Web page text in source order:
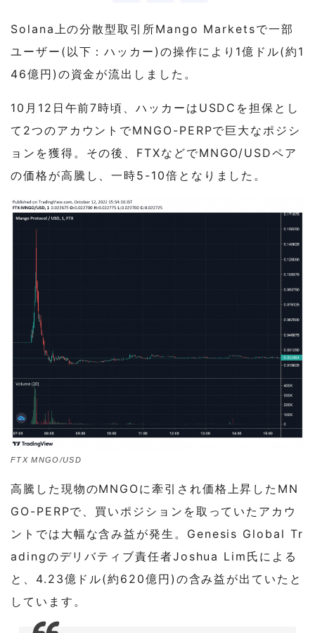
Solana上の分散型取引所Mango Marketsで一部
ユーザー(以下：ハッカー)の操作により1億ドル(約1
46億円)の資金が流出しました。
10月12日午前7時頃、ハッカーはUSDCを担保とし
て2つのアカウントでMNGO-PERPで巨大なポジシ
ョンを獲得。その後、FTXなどでMNGO/USDペア
の価格が高騰し、一時5-10倍となりました。
FTX MNGO/USD
高騰した現物のMNGOに牽引され価格上昇したMN
GO-PERPで、買いポジションを取っていたアカウ
ントでは大幅な含み益が発生。Genesis Global Tr
adingのデリバティブ責任者Joshua Lim氏による
と、4.23億ドル(約620億円)の含み益が出ていたと
しています。